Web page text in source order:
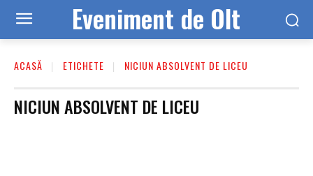
Eveniment de Olt
ACASĂ ETICHETE NICIUN ABSOLVENT DE LICEU
NICIUN ABSOLVENT DE LICEU